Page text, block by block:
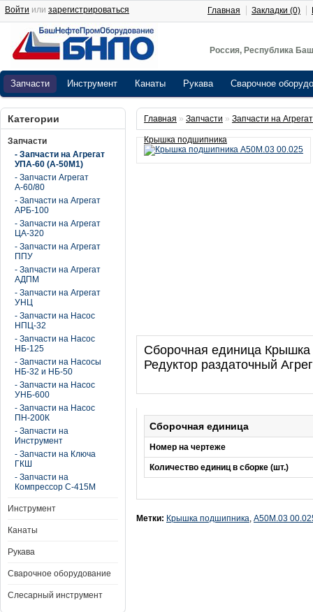
Россия, Республика
Войти или зарегистрироваться Главная Закладки (0)
Запчасти Инструмент Канаты Рукава Сварочное
Категории
Запчасти
- Запчасти на Агрегат
УПА-60 (А-50М1)
- Запчасти Агрегат
А-60/80
- Запчасти на Агрегат
АРБ-100
- Запчасти на Агрегат
ЦА-320
- Запчасти на Агрегат
ППУ
- Запчасти на Агрегат
АДПМ
- Запчасти на Агрегат
УНЦ
- Запчасти на Насос
НПЦ-32
- Запчасти на Насос
НБ-125
- Запчасти на Насосы
НБ-32 и НБ-50
- Запчасти на Насос
УНБ-600
- Запчасти на Насос
ПН-200К
- Запчасти на
Инструмент
- Запчасти на Ключа
ГКШ
- Запчасти на
Компрессор С-415М
Инструмент
Канаты
Рукава
Сварочное оборудование
Слесарный инструмент
Главная » Запчасти » Запчасти на
Крышка подшипника
Сборочная единица
Редуктор раздаточный
Сборочная единица
Номер на чертеже
Количество единиц в сборке (шт.)
Метки: Крышка подшипника, А50М.03